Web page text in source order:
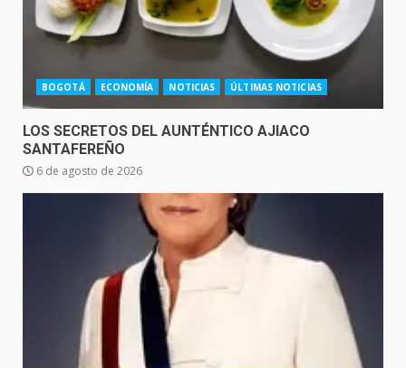
BOGOTÁ ECONOMÍA NOTICIAS ÚLTIMAS NOTICIAS
LOS SECRETOS DEL AUNTÉNTICO AJIACO
SANTAFEREÑO
6 de agosto de 2026